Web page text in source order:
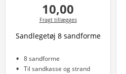
10,00
Fragt tillægges
Sandlegetøj 8 sandforme
8 sandforme
Til sandkasse og strand